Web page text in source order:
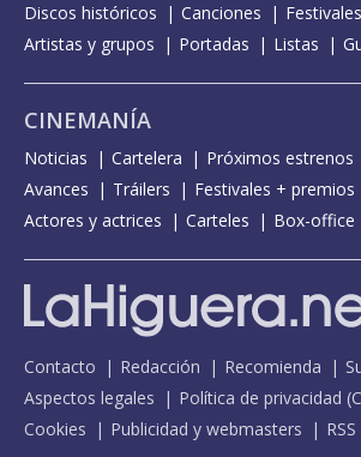
Discos históricos
Canciones Festivales
Artistas y grupos
Portadas Listas
CINEMANÍA
Noticias Cartelera Próximos estrenos
Avances
Tráilers
Festivales + premios
Actores y actrices
Carteles Box-office
Contacto Redacción Recomienda
Aspectos legales
Política de privacidad (
Cookies
Publicidad y webmasters RSS